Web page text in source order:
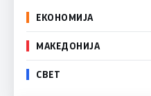
ЕКОНОМИЈА
МАКЕДОНИЈА
СВЕТ